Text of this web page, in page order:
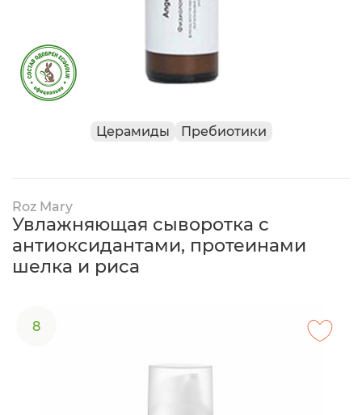
Церамиды Пребиотики
Roz Mary
Увлажняющая сыворотка с
антиоксидантами, протеинами
шелка и риса
8